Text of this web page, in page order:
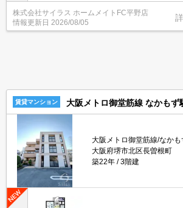
送って頂けますよう精一杯のサポートを致し
用のクレジット決済が可能です。ご利用の際
付け下さいませ。お客様のご来店心よりお待
株式会社サイラス ホームメイトFC平野店
情報更新日 2026/08/05
賃貸マンション 大阪メトロ御堂筋線 なかもず
大阪メトロ御堂筋線/なか
大阪府堺市北区長曽根町
築22年
3階建